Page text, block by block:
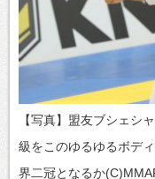
【写真】盟友ブシェシ
級をこのゆるゆるボデ
界二冠となるか